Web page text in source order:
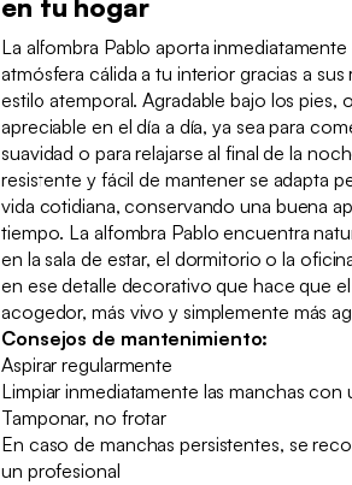
en tu hogar
La alfombra Pablo aporta
atmósfera cálida a tu interior gracias a
estilo atemporal. Agradable bajo los
apreciable en el día a día, ya sea para
suavidad o para relajarse al final de la
resistente y fácil de mantener se adapta
vida cotidiana, conservando una buena
tiempo. La alfombra Pablo encuentra
en la sala de estar, el dormitorio o la
en ese detalle decorativo que hace que
acogedor, más vivo y simplemente más
Consejos de mantenimiento:
Aspirar regularmente
Limpiar inmediatamente las manchas
Tamponar, no frotar
En caso de manchas persistentes, se
un profesional